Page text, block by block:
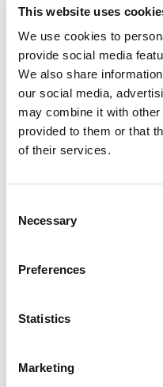
This website uses
We use cookies to
provide social media
We also share
our social media,
may combine it with
provided to them or that
of their services.
Selection
Necessary
Preferences
Statistics
Marketing
Fotografen zijn altijd
Hoe zet je de
mooi plaatje wordt?
en hoeveel
Inloggen